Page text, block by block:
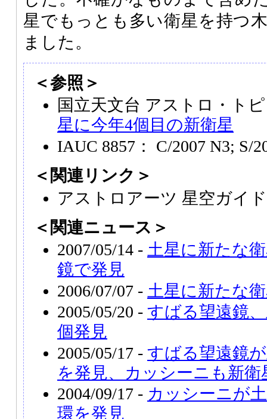
星でもっとも多い衛星を持つ
ました。
＜参照＞
国立天文台 アストロ・ト
星に今年4個目の新衛星
IAUC 8857： C/2007 N3; S/
＜関連リンク＞
アストロアーツ 星空ガイ
＜関連ニュース＞
2007/05/14 - 土星に新たな
鏡で発見
2006/07/07 - 土星に新たな
2005/05/20 - すばる望遠鏡
個発見
2005/05/17 - すばる望遠鏡
を発見、カッシーニも新衛
2004/09/17 - カッシーニが
環を発見